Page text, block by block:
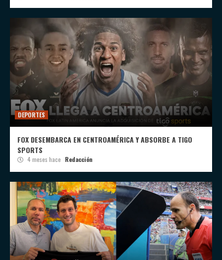
DEPORTES
FOX DESEMBARCA EN CENTROAMÉRICA Y ABSORBE A TIGO
SPORTS
4 meses hace Redacción